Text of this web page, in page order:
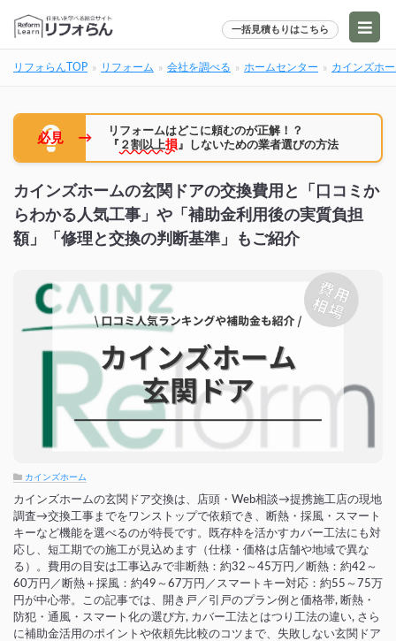
一括見積もりはこちら
リフォらんTOP リフォーム 会社を調べる ホームセンター カインズホ
必見 →
リフォームはどこに頼むのが正解！？
『 ２割以上損』しないための業者選びの方法
カインズホームの玄関ドアの交換費用と「口コミか
らわかる人気工事」や「補助金利用後の実質負担
額」「修理と交換の判断基準」もご紹介
カインズホーム
カインズホームの玄関ドア交換は、店頭・Web相談→提携施工店の現地
調査→交換工事までをワンストップで依頼でき、断熱・採風・スマート
キーなど機能を選べるのが特長です。既存枠を活かすカバー工法にも対
応し、短工期での施工が見込めます（仕様・価格は店舗や地域で異な
る）。費用の目安は工事込みで非断熱：約32～45万円／断熱：約42～
60万円／断熱＋採風：約49～67万円／スマートキー対応：約55～75万
円が中心帯。この記事では、開き戸／引戸のプラン例と価格帯, 断熱・
防犯・通風・スマート化の選び方, カバー工法とはつり工法の違い, さら
に補助金活用のポイントや依頼先比較のコツまで、失敗しない玄関ドア